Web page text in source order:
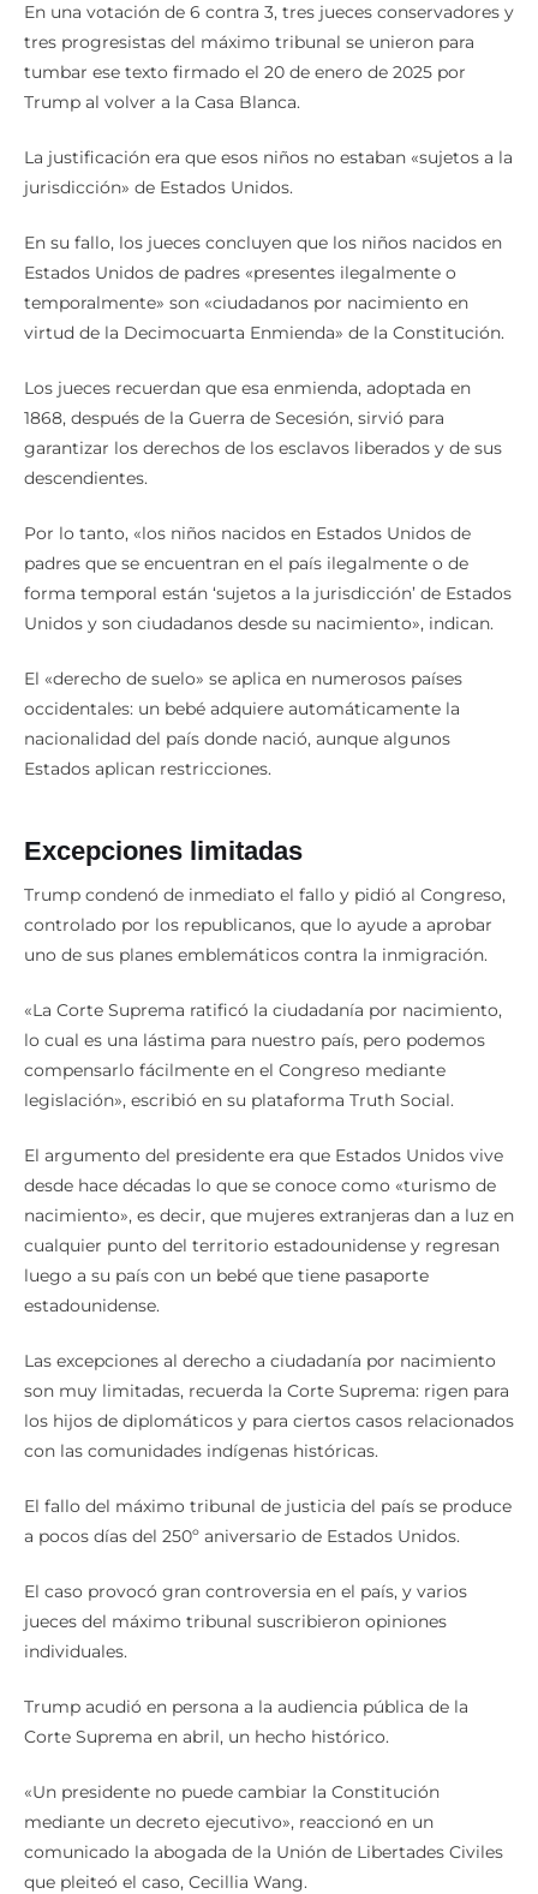
En una votación de 6 contra 3, tres jueces conservadores y
tres progresistas del máximo tribunal se unieron para
tumbar ese texto firmado el 20 de enero de 2025 por
Trump al volver a la Casa Blanca.
La justificación era que esos niños no estaban «sujetos a la
jurisdicción» de Estados Unidos.
En su fallo, los jueces concluyen que los niños nacidos en
Estados Unidos de padres «presentes ilegalmente o
temporalmente» son «ciudadanos por nacimiento en
virtud de la Decimocuarta Enmienda» de la Constitución.
Los jueces recuerdan que esa enmienda, adoptada en
1868, después de la Guerra de Secesión, sirvió para
garantizar los derechos de los esclavos liberados y de sus
descendientes.
Por lo tanto, «los niños nacidos en Estados Unidos de
padres que se encuentran en el país ilegalmente o de
forma temporal están ‘sujetos a la jurisdicción’ de Estados
Unidos y son ciudadanos desde su nacimiento», indican.
El «derecho de suelo» se aplica en numerosos países
occidentales: un bebé adquiere automáticamente la
nacionalidad del país donde nació, aunque algunos
Estados aplican restricciones.
Excepciones limitadas
Trump condenó de inmediato el fallo y pidió al Congreso,
controlado por los republicanos, que lo ayude a aprobar
uno de sus planes emblemáticos contra la inmigración.
«La Corte Suprema ratificó la ciudadanía por nacimiento,
lo cual es una lástima para nuestro país, pero podemos
compensarlo fácilmente en el Congreso mediante
legislación», escribió en su plataforma Truth Social.
El argumento del presidente era que Estados Unidos vive
desde hace décadas lo que se conoce como «turismo de
nacimiento», es decir, que mujeres extranjeras dan a luz en
cualquier punto del territorio estadounidense y regresan
luego a su país con un bebé que tiene pasaporte
estadounidense.
Las excepciones al derecho a ciudadanía por nacimiento
son muy limitadas, recuerda la Corte Suprema: rigen para
los hijos de diplomáticos y para ciertos casos relacionados
con las comunidades indígenas históricas.
El fallo del máximo tribunal de justicia del país se produce
a pocos días del 250º aniversario de Estados Unidos.
El caso provocó gran controversia en el país, y varios
jueces del máximo tribunal suscribieron opiniones
individuales.
Trump acudió en persona a la audiencia pública de la
Corte Suprema en abril, un hecho histórico.
«Un presidente no puede cambiar la Constitución
mediante un decreto ejecutivo», reaccionó en un
comunicado la abogada de la Unión de Libertades Civiles
que pleiteó el caso, Cecillia Wang.